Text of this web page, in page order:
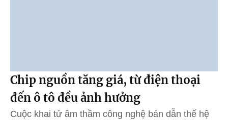
Chip nguồn tăng giá, từ điện thoại
đến ô tô đều ảnh hưởng
Cuộc khai tử âm thầm công nghệ bán dẫn thế hệ